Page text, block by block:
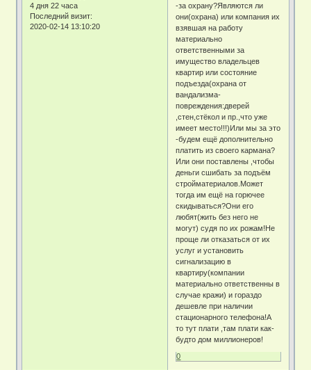
4 дня 22 часа
Последний визит:
2020-02-14 13:10:20
-за охрану?Являются ли
они(охрана) или компания их
взявшая на работу
материально
ответственными за
имущество владельцев
квартир или состояние
подъезда(охрана от
вандализма-
повреждения:дверей
,стен,стёкол и пр.,что уже
имеет место!!!)Или мы за это
-будем ещё дополнительно
платить из своего кармана?
Или они поставлены ,чтобы
деньги сшибать за подъём
стройматериалов.Может
тогда им ещё на горючее
скидываться?Они его
любят(жить без него не
могут) судя по их рожам!Не
проще ли отказаться от их
услуг и установить
сигнализацию в
квартиру(компании
материально ответственны в
случае кражи) и гораздо
дешевле при наличии
стационарного телефона!А
то тут плати ,там плати как-
будто дом миллионеров!
0